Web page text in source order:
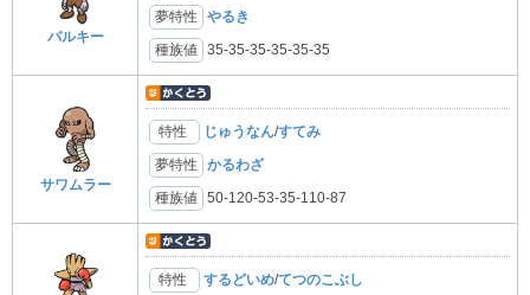
バルキー
夢特性 やるき
種族値 35-35-35-35-35-35
サワムラー
特性 じゅうなん/すてみ
夢特性 かるわざ
種族値 50-120-53-35-110-87
特性 するどいめ/てつのこぶし